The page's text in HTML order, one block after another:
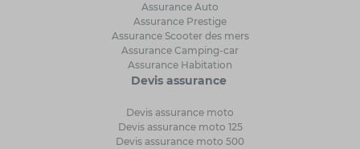
Assurance Auto
Assurance Prestige
Assurance Scooter des mers
Assurance Camping-car
Assurance Habitation
Devis assurance
Devis assurance moto
Devis assurance moto 125
Devis assurance moto 500